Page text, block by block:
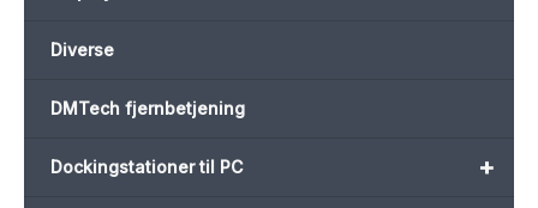
Diverse
DMTech fjernbetjening
+
Dockingstationer til PC